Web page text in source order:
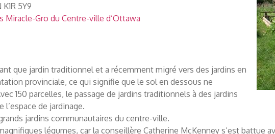
5Y9
Miracle-Gro du Centre-ville d’Ottawa
que jardin traditionnel et a récemment migré vers des jardins en
provinciale, ce qui signifie que le sol en dessous ne
150 parcelles, le passage de jardins traditionnels à des jardins
de jardinage.
jardins communautaires du centre-ville.
légumes, car la conseillère Catherine McKenney s’est battue